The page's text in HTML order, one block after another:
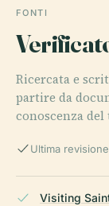
FONTI
Ricercata e
partire da
conoscenza
Ultima
Visiting